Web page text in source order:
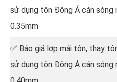
sử dụng tôn Đông Á cán sóng
0.35mm
✅ Báo giá lợp mái tôn, thay
sử dụng tôn Đông Á cán sóng